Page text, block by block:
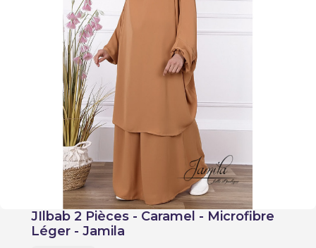
JIlbab 2 Pièces - Caramel - Microfibre
Léger - Jamila